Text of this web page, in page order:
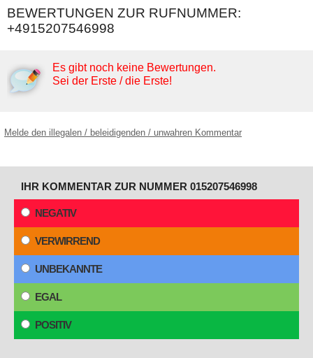
BEWERTUNGEN ZUR RUFNUMMER:
+4915207546998
Es gibt noch keine Bewertungen.
Sei der Erste / die Erste!
Melde den illegalen / beleidigenden / unwahren Kommentar
IHR KOMMENTAR ZUR NUMMER 015207546998
NEGATIV
VERWIRREND
UNBEKANNTE
EGAL
POSITIV